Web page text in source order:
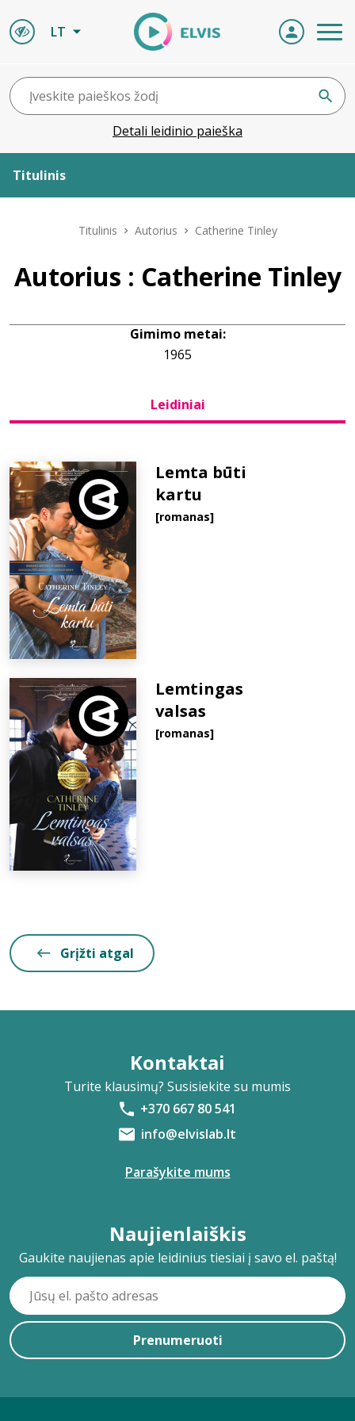
LT
Detali leidinio paieška
Titulinis
Leidiniai
Titulinis Autorius Catherine Tinley
Autorius : Catherine Tinley
Gimimo metai:
1965
Leidiniai
Lemta būti
kartu
[romanas]
Lemtingas
valsas
[romanas]
Grįžti atgal
Kontaktai
Turite klausimų? Susisiekite su mumis
+370 667 80 541
info@elvislab.lt
Parašykite mums
Naujienlaiškis
Gaukite naujienas apie leidinius tiesiai į savo el. paštą!
Prenumeruoti